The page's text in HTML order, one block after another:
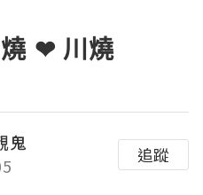
❤ 川燒
鬼
追蹤